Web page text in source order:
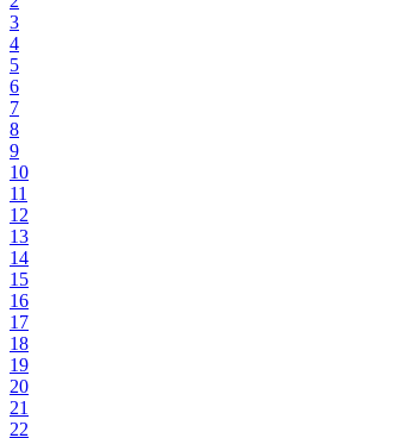
3
4
5
6
7
8
9
10
11
12
13
14
15
16
17
18
19
20
21
22